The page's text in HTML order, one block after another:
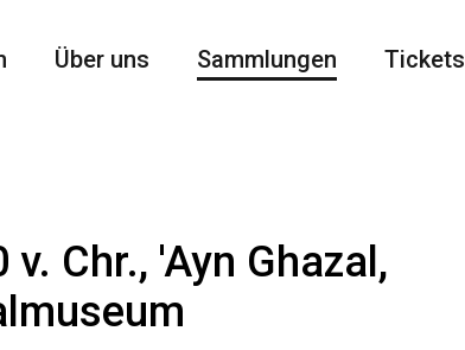
Über uns Sammlungen Tickets
Chr., 'Ayn Ghazal,